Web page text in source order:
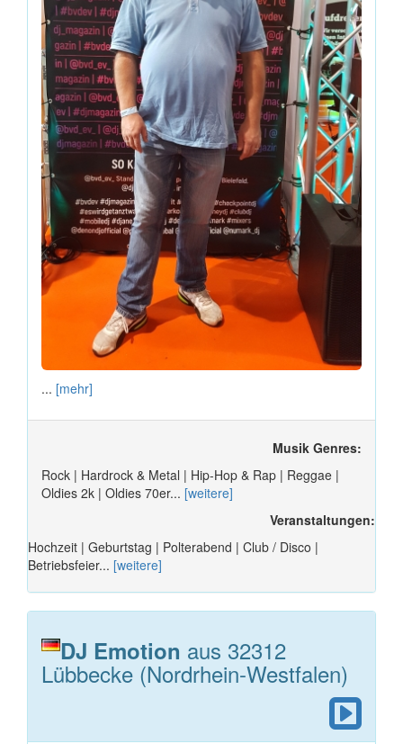
... [mehr]
Musik Genres:
Rock | Hardrock & Metal | Hip-Hop & Rap | Reggae |
Oldies 2k | Oldies 70er... [weitere]
Veranstaltungen:
Hochzeit | Geburtstag | Polterabend | Club / Disco |
Betriebsfeier... [weitere]
DJ Emotion aus 32312
Lübbecke (Nordrhein-Westfalen)